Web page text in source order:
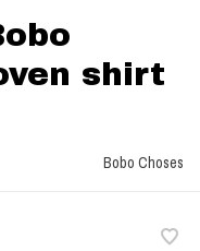
shirt
Bobo Choses